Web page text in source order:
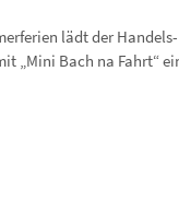
lädt der
„Mini Bach na Fahrt“